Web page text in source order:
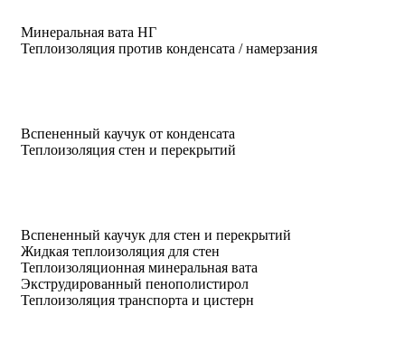
Минеральная вата НГ
Теплоизоляция против конденсата / намерзания
Вспененный каучук от конденсата
Теплоизоляция стен и перекрытий
Вспененный каучук для стен и перекрытий
Жидкая теплоизоляция для стен
Теплоизоляционная минеральная вата
Экструдированный пенополистирол
Теплоизоляция транспорта и цистерн